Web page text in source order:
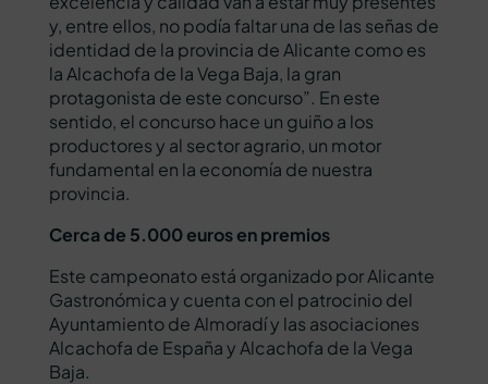
y, entre ellos, no podía faltar una de las señas de
identidad de la provincia de Alicante como es
la Alcachofa de la Vega Baja, la gran
protagonista de este concurso”. En este
sentido, el concurso hace un guiño a los
productores y al sector agrario, un motor
fundamental en la economía de nuestra
provincia.
Cerca de 5.000 euros en premios
Este campeonato está organizado por Alicante
Gastronómica y cuenta con el patrocinio del
Ayuntamiento de Almoradí y las asociaciones
Alcachofa de España y Alcachofa de la Vega
Baja.